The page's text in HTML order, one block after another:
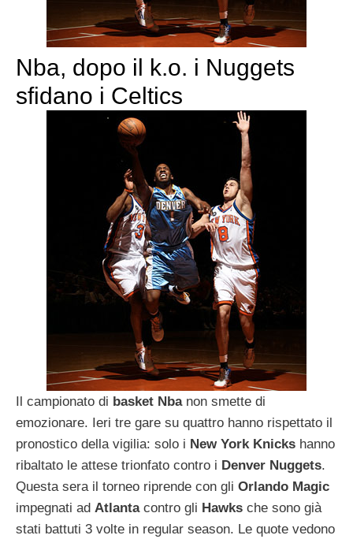
Nba, dopo il k.o. i Nuggets
sfidano i Celtics
Il campionato di basket Nbanon smette di
emozionare. Ieri tre gare su quattro hanno rispettato il
pronostico della vigilia: solo i New York Knicks hanno
ribaltato le attese trionfato contro i Denver Nuggets.
Questa sera il torneo riprende con gli Orlando Magic
impegnati ad Atlantacontro gli Hawks che sono già
stati battuti 3 volte in regular season. Le quote vedono